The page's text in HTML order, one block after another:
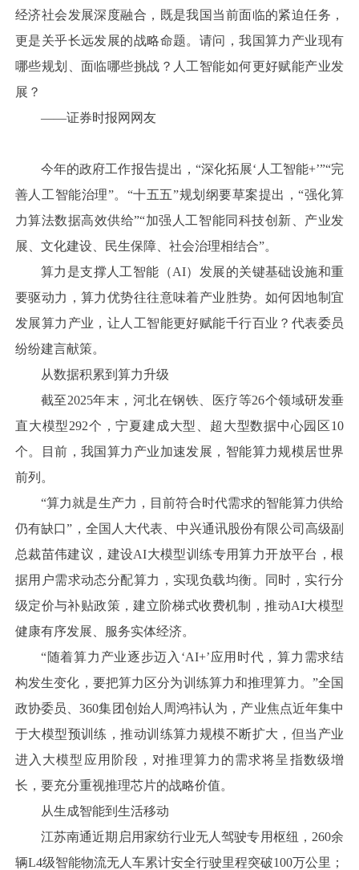
经济社会发展深度融合，既是我国当前面临的紧迫任务，
更是关乎长远发展的战略命题。请问，我国算力产业现有
哪些规划、面临哪些挑战？人工智能如何更好赋能产业发
展？
——证券时报网网友
今年的政府工作报告提出，“深化拓展‘人工智能+’”“完
善人工智能治理”。“十五五”规划纲要草案提出，“强化算
力算法数据高效供给”“加强人工智能同科技创新、产业发
展、文化建设、民生保障、社会治理相结合”。
算力是支撑人工智能（AI）发展的关键基础设施和重
要驱动力，算力优势往往意味着产业胜势。如何因地制宜
发展算力产业，让人工智能更好赋能千行百业？代表委员
纷纷建言献策。
从数据积累到算力升级
截至2025年末，河北在钢铁、医疗等26个领域研发垂
直大模型292个，宁夏建成大型、超大型数据中心园区10
个。目前，我国算力产业加速发展，智能算力规模居世界
前列。
“算力就是生产力，目前符合时代需求的智能算力供给
仍有缺口”，全国人大代表、中兴通讯股份有限公司高级副
总裁苗伟建议，建设AI大模型训练专用算力开放平台，根
据用户需求动态分配算力，实现负载均衡。同时，实行分
级定价与补贴政策，建立阶梯式收费机制，推动AI大模型
健康有序发展、服务实体经济。
“随着算力产业逐步迈入‘AI+’应用时代，算力需求结
构发生变化，要把算力区分为训练算力和推理算力。”全国
政协委员、360集团创始人周鸿祎认为，产业焦点近年集中
于大模型预训练，推动训练算力规模不断扩大，但当产业
进入大模型应用阶段，对推理算力的需求将呈指数级增
长，要充分重视推理芯片的战略价值。
从生成智能到生活移动
江苏南通近期启用家纺行业无人驾驶专用枢纽，260余
辆L4级智能物流无人车累计安全行驶里程突破100万公里；